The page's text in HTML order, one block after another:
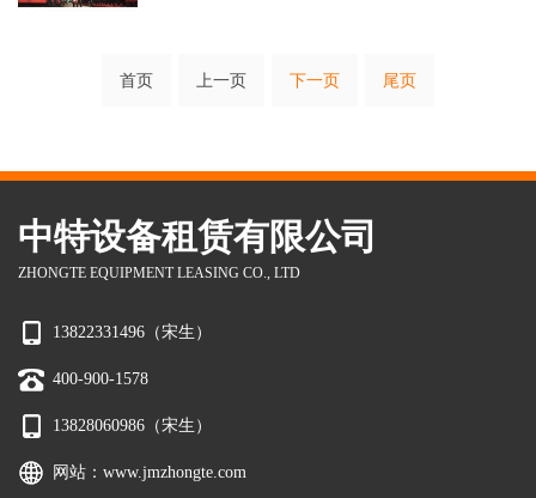
首页 上一页 下一页 尾页
中特设备租赁有限公司
ZHONGTE EQUIPMENT LEASING CO., LTD
13822331496（宋生）
400-900-1578
13828060986（宋生）
网站： www.jmzhongte.com